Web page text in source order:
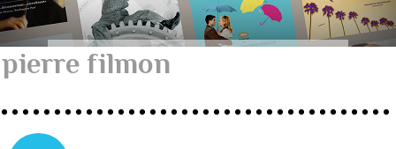
pierre filmon